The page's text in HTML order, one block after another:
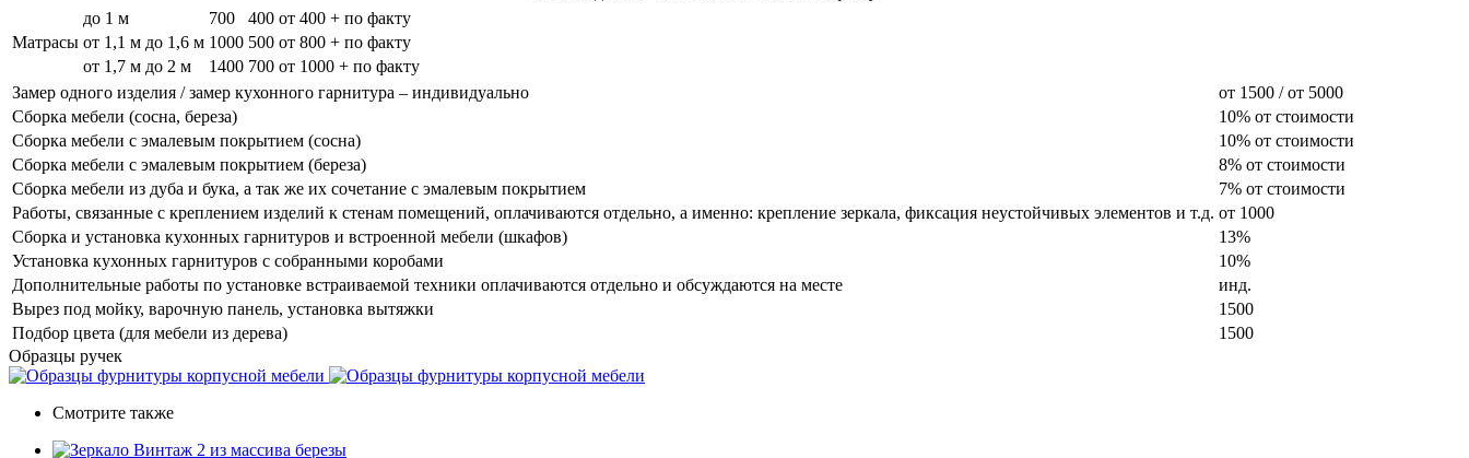
Матрасы
до 1 м 700 400 от 400 + по факту
от 1,1 м до 1,6 м 1000 500 от 800 + по факту
от 1,7 м до 2 м
1400 700 от 1000 + по факту
Замер одного изделия / замер кухонного гарнитура – индивидуально
от 1500 / от 5000
Сборка мебели (сосна, береза)
10% от стоимости
Сборка мебели с эмалевым покрытием (сосна)
10% от стоимости
Сборка мебели с эмалевым покрытием (береза)
8% от стоимости
Сборка мебели из дуба и бука, а так же их сочетание с эмалевым покрытием
7% от стоимости
Работы, связанные с креплением изделий к стенам помещений, оплачиваются отдельно, а именно: крепление зеркала, фиксация неустойчивых элементов и т.д. от 1000
Сборка и установка кухонных гарнитуров и встроенной мебели (шкафов)
13%
Установка кухонных гарнитуров с собранными коробами
10%
Дополнительные работы по установке встраиваемой техники оплачиваются отдельно и обсуждаются на месте
инд.
Вырез под мойку, варочную панель, установка вытяжки
1500
Подбор цвета (для мебели из дерева)
1500
Образцы ручек
Смотрите также